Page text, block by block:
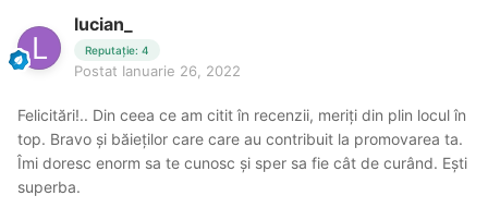
lucian_
Reputație: 4
Postat Ianuarie 26, 2022
Felicitări!.. Din ceea ce am citit în recenzii, meriți din plin locul în
top. Bravo și băieților care care au contribuit la promovarea ta.
Îmi doresc enorm sa te cunosc și sper sa fie cât de curând. Ești
superba.